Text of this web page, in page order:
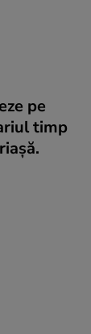
pe
timp